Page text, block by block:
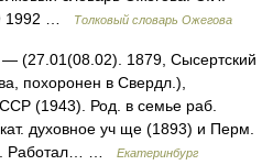
1992 …
Толковый словарь Ожегова
— (27.01(08.02). 1879, Сысертский
похоронен в Свердл.),
(1943). Род. в семье раб.
духовное уч ще (1893) и Перм.
Работал… …
Екатеринбург